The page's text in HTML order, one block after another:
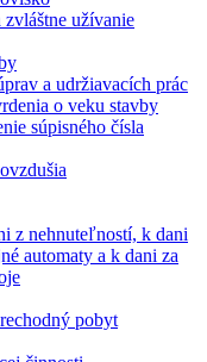
užívanie
a udržiavacích prác
o veku stavby
súpisného čísla
z nehnuteľností, k dani
automaty a k dani za
pobyt